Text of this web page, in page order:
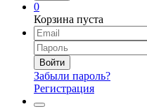
0
Корзина пуста
Войти
Забыли пароль?
Регистрация